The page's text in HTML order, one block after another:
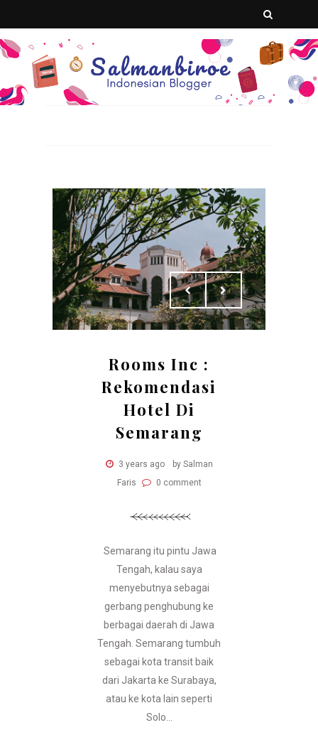
Rooms Inc :
Rekomendasi
Hotel Di
Semarang
3 years ago
by Salman
Faris
0 comment
Semarang itu pintu Jawa
Tengah, kalau saya
menyebutnya sebagai
gerbang penghubung ke
berbagai daerah di Jawa
Tengah. Semarang tumbuh
sebagai kota transit baik
dari Jakarta ke Surabaya,
atau ke kota lain seperti
Solo...